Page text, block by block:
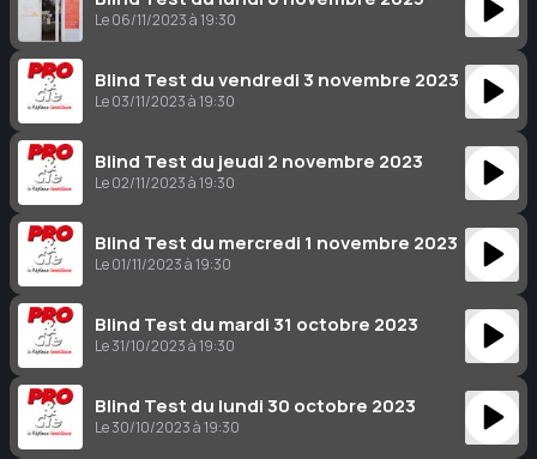
Le 06/11/2023 à 19:30
Blind Test du vendredi 3 novembre 2023
Le 03/11/2023 à 19:30
Blind Test du jeudi 2 novembre 2023
Le 02/11/2023 à 19:30
Blind Test du mercredi 1 novembre 2023
Le 01/11/2023 à 19:30
Blind Test du mardi 31 octobre 2023
Le 31/10/2023 à 19:30
Blind Test du lundi 30 octobre 2023
Le 30/10/2023 à 19:30